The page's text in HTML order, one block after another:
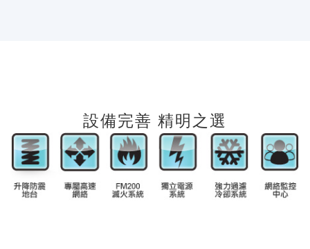
設備完善 精明之選